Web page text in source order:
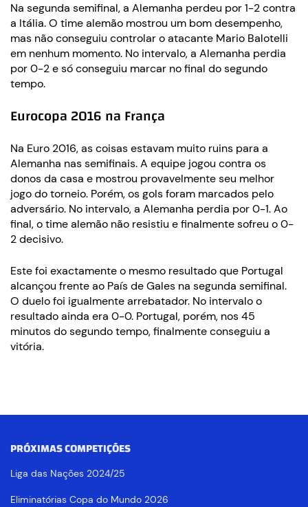
Na segunda semifinal, a Alemanha perdeu por 1-2 contra
a Itália. O time alemão mostrou um bom desempenho,
mas não conseguiu controlar o atacante Mario Balotelli
em nenhum momento. No intervalo, a Alemanha perdia
por 0-2 e só conseguiu marcar no final do segundo
tempo.
Eurocopa 2016 na França
Na Euro 2016, as coisas estavam muito ruins para a
Alemanha nas semifinais. A equipe jogou contra os
donos da casa e mostrou provavelmente seu melhor
jogo do torneio. Porém, os gols foram marcados pelo
adversário. No intervalo, a Alemanha perdia por 0-1. Ao
final, o time alemão não resistiu e finalmente sofreu o 0-
2 decisivo.
Este foi exactamente o mesmo resultado que Portugal
alcançou frente ao País de Gales na segunda semifinal.
O duelo foi igualmente arrebatador. No intervalo o
resultado ainda era 0-0. Portugal, porém, nos 45
minutos do segundo tempo, finalmente conseguiu a
vitória.
PRÓXIMAS COMPETIÇÕES
Liga das Nações 2024/25
Eliminatórias Copa do Mundo 2026